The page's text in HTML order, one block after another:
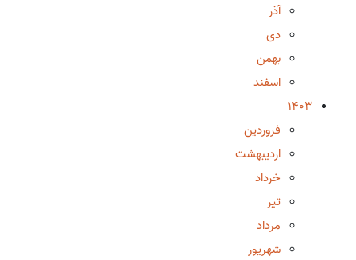
آذر
دی
بهمن
اسفند
1403
فروردین
اردیبهشت
خرداد
تیر
مرداد
شهریور